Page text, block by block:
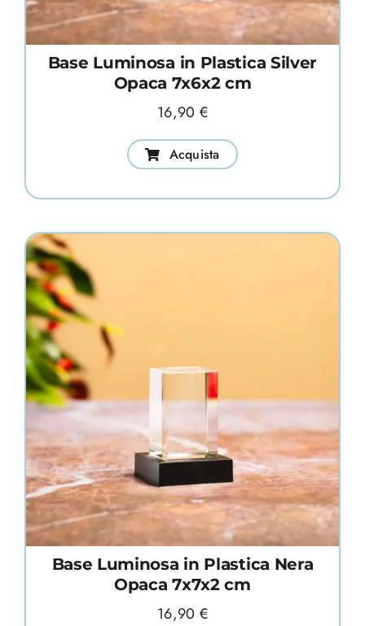
Base Luminosa in Plastica Silver
Opaca 7x6x2 cm
16,90 €
Acquista
Base Luminosa in Plastica Nera
Opaca 7x7x2 cm
16,90 €